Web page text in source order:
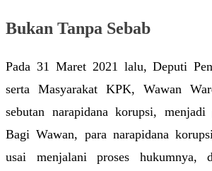
Bukan Tanpa Sebab
Pada 31 Maret 2021 lalu, Deputi
serta Masyarakat KPK, Wawan
sebutan narapidana korupsi,
Bagi Wawan, para narapidana
usai menjalani proses hukumnya,